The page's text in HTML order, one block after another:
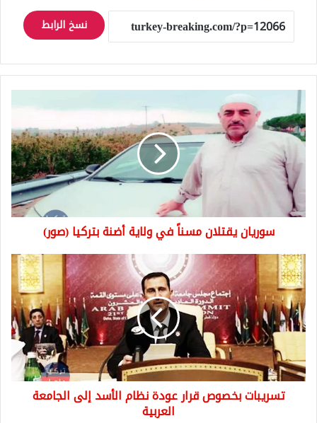
نسخ الرابط
سوريان
يقتلان
مسناً
في
ولاية
أضنة
بتركيا
(صور)
سوريان يقتلان مسناً في ولاية أضنة بتركيا (صور)
تسريبات
بخصوص
قرار
عودة
نظام
الأسد
إلى
الجامعة
العربية
تسريبات بخصوص قرار عودة نظام الأسد إلى الجامعة
العربية